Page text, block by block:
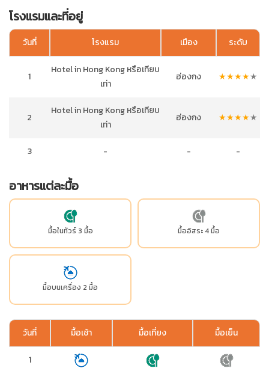
โรงแรมและที่อยู่
วันที่ โรงแรม เมือง ระดับ
1
Hotel in Hong Kong หรือเทียบ
เท่า
ฮ่องกง ★★★★★
2
Hotel in Hong Kong หรือเทียบ
เท่า
ฮ่องกง ★★★★★
3 - - -
อาหารแต่ละมื้อ
มื้อในทัวร์ 3 มื้อ มื้ออิสระ 4 มื้อ
มื้อบนเครื่อง 2 มื้อ
วันที่ มื้อเช้า มื้อเที่ยง มื้อเย็น
1